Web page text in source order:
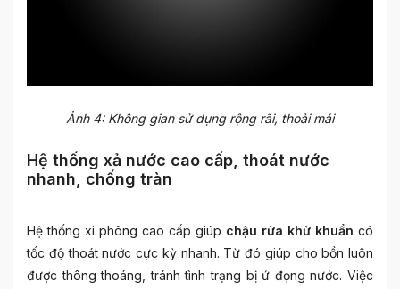
Ảnh 4: Không gian sử dụng rộng rãi, thoải mái
Hệ thống xả nước cao cấp, thoát nước
nhanh, chống tràn
Hệ thống xi phông cao cấp giúp chậu rửa khử khuẩn có
tốc độ thoát nước cực kỳ nhanh. Từ đó giúp cho bồn luôn
được thông thoáng, tránh tình trạng bị ứ đọng nước. Việc